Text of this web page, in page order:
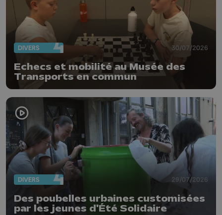
DIVERS 30/07/2026
Echecs et mobilité au Musée des
Transports en commun
DIVERS 29/07/2026
Des poubelles urbaines customisées
par les jeunes d'Été Solidaire